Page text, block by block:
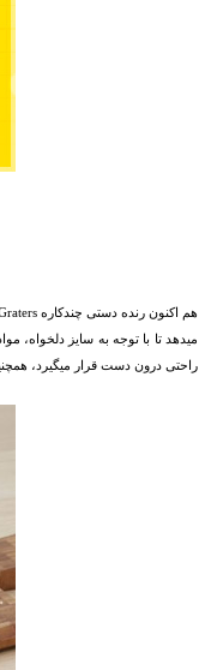
میدهد تا با توجه به سایز دلخواه،
راحتی درون دست قرار میگیرد،